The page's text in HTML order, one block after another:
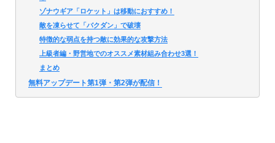
ゾナウギア「ロケット」は移動におすすめ！
敵を凍らせて「バクダン」で破壊
特徴的な弱点を持つ敵に効果的な攻撃方法
上級者編・野営地でのオススメ素材組み合わせ3選！
まとめ
無料アップデート第1弾・第2弾が配信！